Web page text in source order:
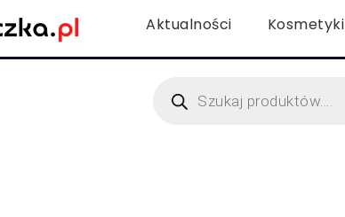
Aktualności Kosmetyki